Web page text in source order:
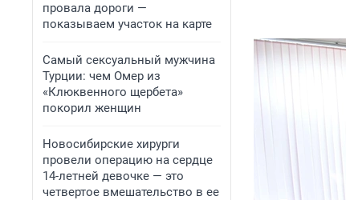
провала дороги —
показываем участок на карте
Самый сексуальный мужчина
Турции: чем Омер из
«Клюквенного щербета»
покорил женщин
Новосибирские хирурги
провели операцию на сердце
14-летней девочке — это
четвертое вмешательство в ее